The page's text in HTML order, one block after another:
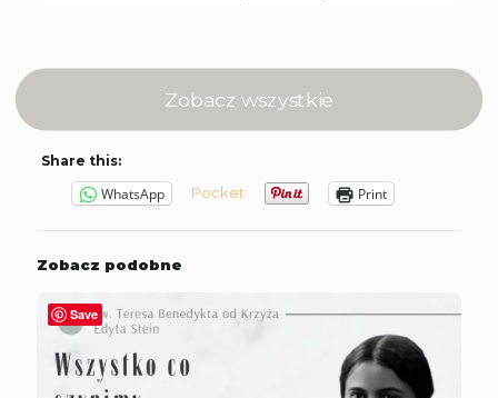
Zobacz wszystkie
Share this:
WhatsApp Pocket Print
Zobacz podobne
Save